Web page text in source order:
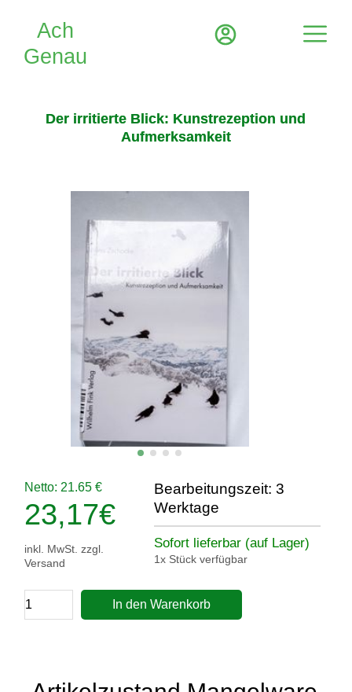
Der irritierte Blick: Kunstrezeption und
Aufmerksamkeit
Netto: 21.65 €
23,17€
inkl. MwSt. zzgl.
Versand
In den Warenkorb
Bearbeitungszeit: 3
Werktage
Sofort lieferbar (auf Lager)
1x Stück verfügbar